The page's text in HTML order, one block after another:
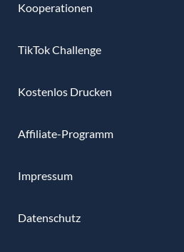
Kooperationen
TikTok Challenge
Kostenlos Drucken
Affiliate-Programm
Impressum
Datenschutz